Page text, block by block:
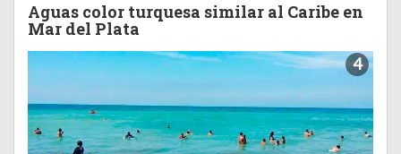
Aguas color turquesa similar al Caribe en
Mar del Plata
4